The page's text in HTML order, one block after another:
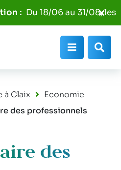
Du 18/06 au 31/08, les
Menu
à Claix
Economie
des professionnels
des